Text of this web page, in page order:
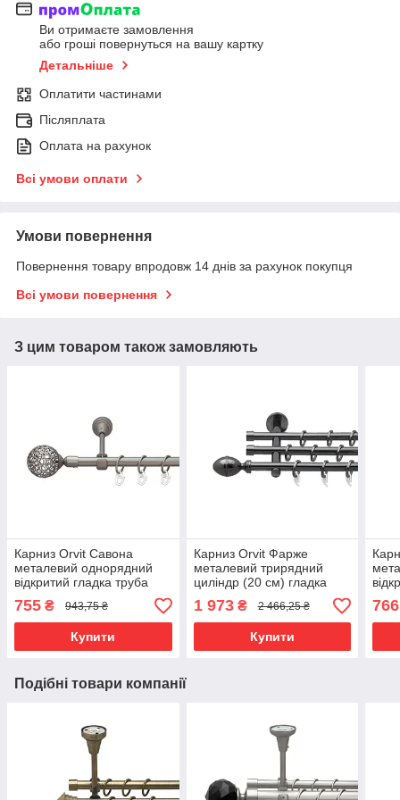
Ви отримаєте замовлення
або гроші повернуться на вашу картку
Детальніше
Оплатити частинами
Післяплата
Оплата на рахунок
Всі умови оплати
Умови повернення
Повернення товару впродовж 14 днів за рахунок покупця
Всі умови повернення
З цим товаром також замовляють
Карниз Orvit Савона
металевий однорядний
відкритий гладка труба
кільце металеве Сатин 16
мм 300 см (6091362)
755 ₴ 943,75 ₴
Купити
Карниз Orvit Фарже
металевий трирядний
циліндр (20 см) гладка
металеве Онікс 16\16\16
мм 240 см (4763449)
1 973₴ 2 466,25 ₴
Купити
(00-
766
Подібні товари компанії